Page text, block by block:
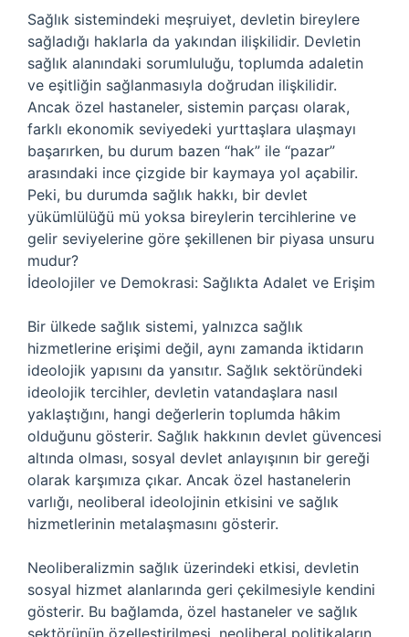
Sağlık sistemindeki meşruiyet, devletin bireylere
sağladığı haklarla da yakından ilişkilidir. Devletin
sağlık alanındaki sorumluluğu, toplumda adaletin
ve eşitliğin sağlanmasıyla doğrudan ilişkilidir.
Ancak özel hastaneler, sistemin parçası olarak,
farklı ekonomik seviyedeki yurttaşlara ulaşmayı
başarırken, bu durum bazen “hak” ile “pazar”
arasındaki ince çizgide bir kaymaya yol açabilir.
Peki, bu durumda sağlık hakkı, bir devlet
yükümlülüğü mü yoksa bireylerin tercihlerine ve
gelir seviyelerine göre şekillenen bir piyasa unsuru
mudur?
İdeolojiler ve Demokrasi: Sağlıkta Adalet ve Erişim
Bir ülkede sağlık sistemi, yalnızca sağlık
hizmetlerine erişimi değil, aynı zamanda iktidarın
ideolojik yapısını da yansıtır. Sağlık sektöründeki
ideolojik tercihler, devletin vatandaşlara nasıl
yaklaştığını, hangi değerlerin toplumda hâkim
olduğunu gösterir. Sağlık hakkının devlet güvencesi
altında olması, sosyal devlet anlayışının bir gereği
olarak karşımıza çıkar. Ancak özel hastanelerin
varlığı, neoliberal ideolojinin etkisini ve sağlık
hizmetlerinin metalaşmasını gösterir.
Neoliberalizmin sağlık üzerindeki etkisi, devletin
sosyal hizmet alanlarında geri çekilmesiyle kendini
gösterir. Bu bağlamda, özel hastaneler ve sağlık
sektörünün özelleştirilmesi, neoliberal politikaların